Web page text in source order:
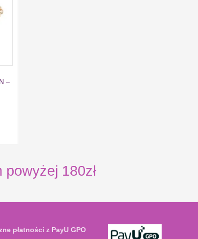
–
180zł
płatności z PayU GPO